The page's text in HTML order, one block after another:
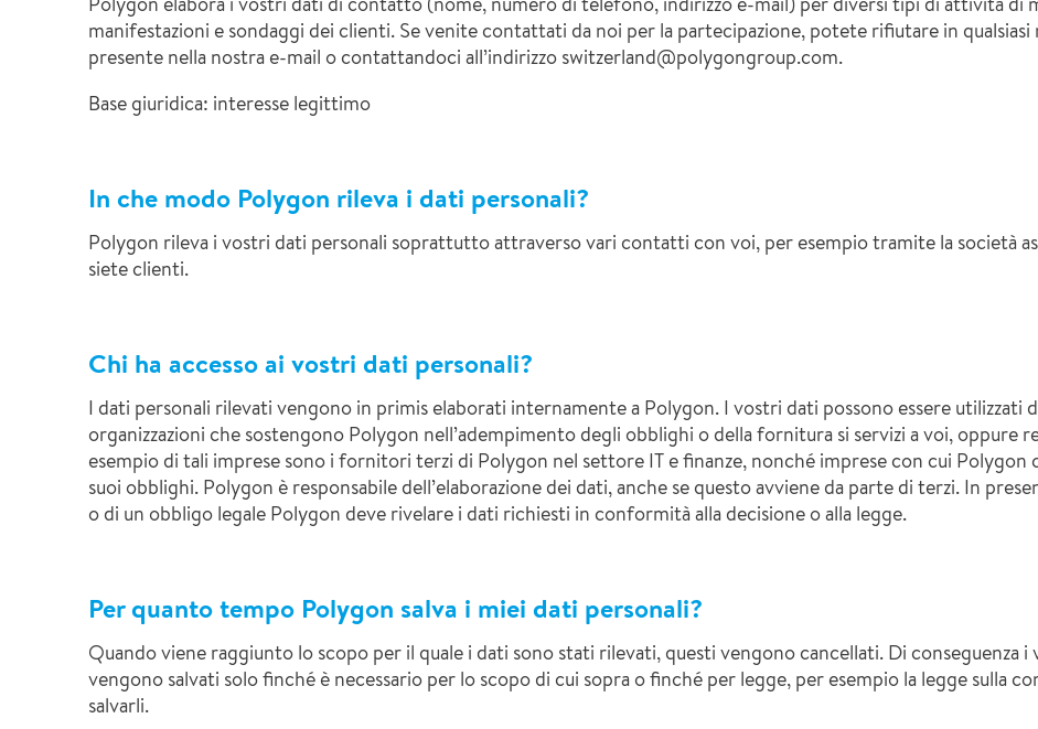
manifestazioni e sondaggi dei clienti. Se venite contattati da noi per la partecipazione, potete rifiutare in
presente nella nostra e-mail o contattandoci all’indirizzo switzerland@polygongroup.com.
Base giuridica: interesse legittimo
In che modo Polygon rileva i dati personali?
Polygon rileva i vostri dati personali soprattutto attraverso vari contatti con voi, per esempio tramite la società
siete clienti.
Chi ha accesso ai vostri dati personali?
I dati personali rilevati vengono in primis elaborati internamente a Polygon. I vostri dati possono essere utilizzati
organizzazioni che sostengono Polygon nell’adempimento degli obblighi o della fornitura si servizi a voi, oppure
esempio di tali imprese sono i fornitori terzi di Polygon nel settore IT e finanze, nonché imprese con cui Polygon
suoi obblighi. Polygon è responsabile dell’elaborazione dei dati, anche se questo avviene da parte di terzi. In
o di un obbligo legale Polygon deve rivelare i dati richiesti in conformità alla decisione o alla legge.
Per quanto tempo Polygon salva i miei dati personali?
Quando viene raggiunto lo scopo per il quale i dati sono stati rilevati, questi vengono cancellati. Di conseguenza i
vengono salvati solo finché è necessario per lo scopo di cui sopra o finché per legge, per esempio la legge sulla
salvarli.